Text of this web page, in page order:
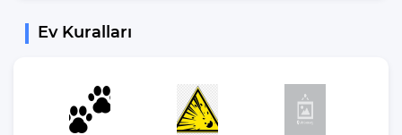
Ev Kuralları